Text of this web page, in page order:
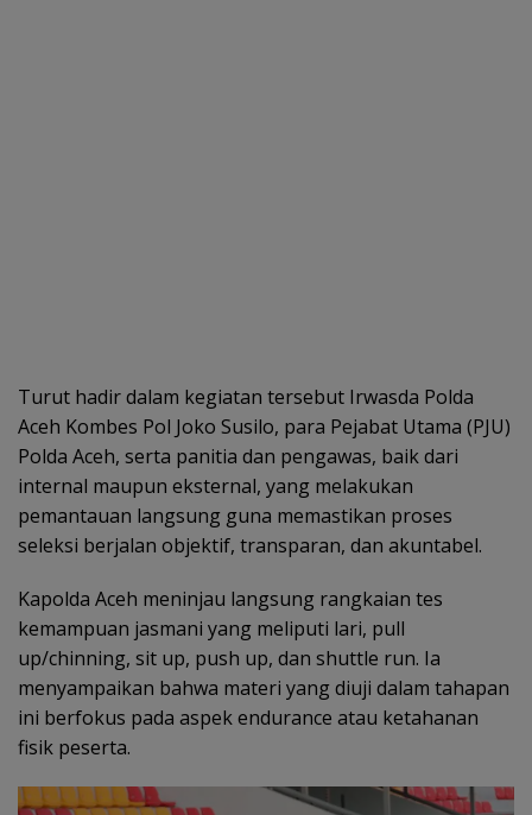
Turut hadir dalam kegiatan tersebut Irwasda Polda
Aceh Kombes Pol Joko Susilo, para Pejabat Utama (PJU)
Polda Aceh, serta panitia dan pengawas, baik dari
internal maupun eksternal, yang melakukan
pemantauan langsung guna memastikan proses
seleksi berjalan objektif, transparan, dan akuntabel.
Kapolda Aceh meninjau langsung rangkaian tes
kemampuan jasmani yang meliputi lari, pull
up/chinning, sit up, push up, dan shuttle run. Ia
menyampaikan bahwa materi yang diuji dalam tahapan
ini berfokus pada aspek endurance atau ketahanan
fisik peserta.